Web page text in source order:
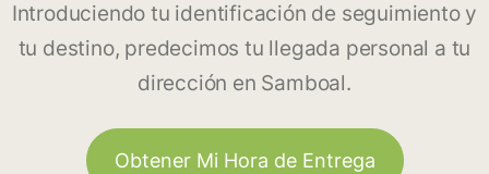
Introduciendo tu identificación de seguimiento y
tu destino, predecimos tu llegada personal a tu
dirección en Samboal.
Obtener Mi Hora de Entrega